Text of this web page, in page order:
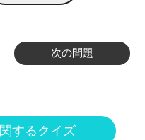
次の問題
するクイズ